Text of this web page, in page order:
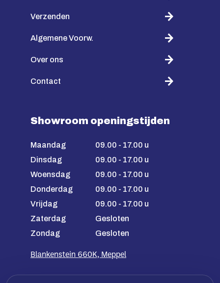
Verzenden
Algemene Voorw.
Over ons
Contact
Showroom openingstijden
Maandag
09.00 - 17.00 u
Dinsdag
09.00 - 17.00 u
Woensdag
09.00 - 17.00 u
Donderdag
09.00 - 17.00 u
Vrijdag
09.00 - 17.00 u
Zaterdag
Gesloten
Zondag
Gesloten
Blankenstein 660K, Meppel